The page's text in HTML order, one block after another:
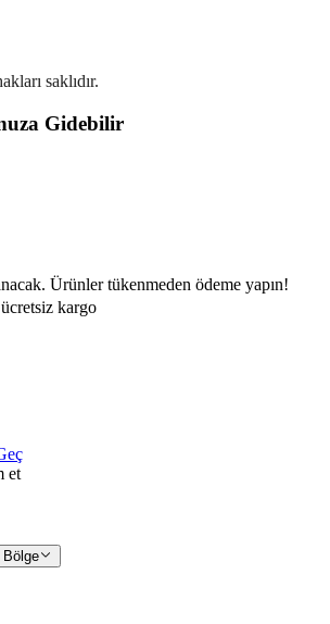
saklıdır.
Gidebilir
Ürünler tükenmeden ödeme yapın!
kargo
et